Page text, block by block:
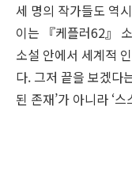
세 명의 작가들도 역
이는 『케플러62』
소설 안에서 세계적
다. 그저 끝을 보겠다
된 존재’가 아니라 ‘